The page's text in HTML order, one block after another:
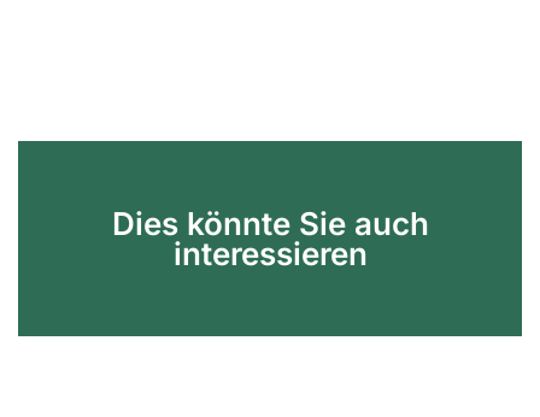
Dies könnte Sie auch
interessieren